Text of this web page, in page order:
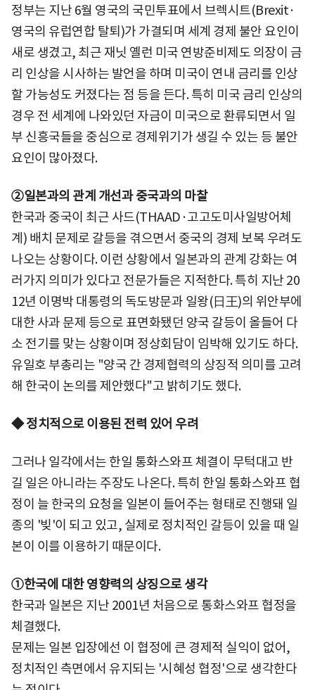
정부는 지난 6월 영국의 국민투표에서 브렉시트(Brexit·
영국의 유럽연합 탈퇴)가 가결되며 세계 경제 불안 요인이
새로 생겼고, 최근 재닛 옐런 미국 연방준비제도 의장이 금
리 인상을 시사하는 발언을 하며 미국이 연내 금리를 인상
할 가능성도 커졌다는 점 등을 든다. 특히 미국 금리 인상의
경우 전 세계에 나와있던 자금이 미국으로 환류되면서 일
부 신흥국들을 중심으로 경제위기가 생길 수 있는 등 불안
요인이 많아졌다.
②일본과의 관계 개선과 중국과의 마찰
한국과 중국이 최근 사드(THAAD·고고도미사일방어체
계) 배치 문제로 갈등을 겪으면서 중국의 경제 보복 우려도
나오는 상황이다. 이런 상황에서 일본과의 관계 강화는 여
러가지 의미가 있다고 전문가들은 지적한다. 특히 지난 20
12년 이명박 대통령의 독도방문과 일왕(日王)의 위안부에
대한 사과 문제 등으로 표면화됐던 양국 갈등이 올들어 다
소 전기를 맞는 상황이며 정상회담이 임박해 있기도 하다.
유일호 부총리는 "양국 간 경제협력의 상징적 의미를 고려
해 한국이 논의를 제안했다"고 밝히기도 했다.
◆ 정치적으로 이용된 전력 있어 우려
그러나 일각에서는 한일 통화스와프 체결이 무턱대고 반
길 일은 아니라는 주장도 나온다. 특히 한일 통화스와프 협
정이 늘 한국의 요청을 일본이 들어주는 형태로 진행돼 일
종의 '빚'이 되고 있고, 실제로 정치적인 갈등이 있을 때 일
본이 이를 이용하기 때문이다.
①한국에 대한 영향력의 상징으로 생각
한국과 일본은 지난 2001년 처음으로 통화스와프 협정을
체결했다.
문제는 일본 입장에선 이 협정에 큰 경제적 실익이 없어,
정치적인 측면에서 유지되는 '시혜성 협정'으로 생각한다